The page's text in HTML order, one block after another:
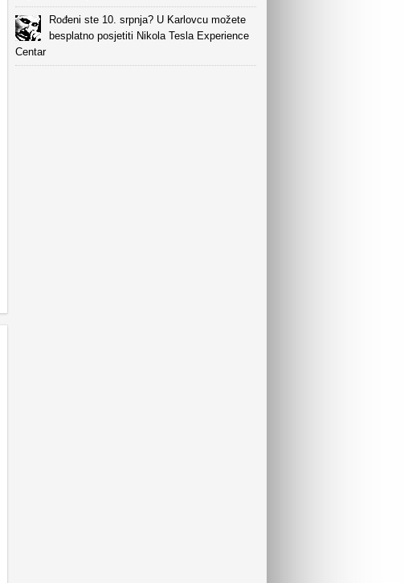
Rođeni ste 10. srpnja? U Karlovcu možete
besplatno posjetiti Nikola Tesla Experience
Centar